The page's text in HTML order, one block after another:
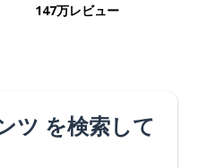
147万レビュー
ツ を検索して